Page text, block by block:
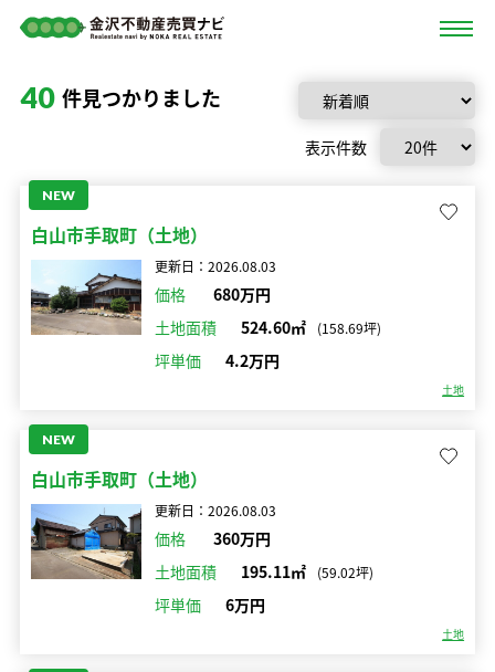
40 件見つかりました
表示件数
NEW
白山市手取町（土地）
更新日：2026.08.03
価格
680万円
土地面積
524.60㎡ (158.69坪)
坪単価 4.2万円
土地
NEW
白山市手取町（土地）
更新日：2026.08.03
価格
360万円
土地面積
195.11㎡ (59.02坪)
坪単価 6万円
土地